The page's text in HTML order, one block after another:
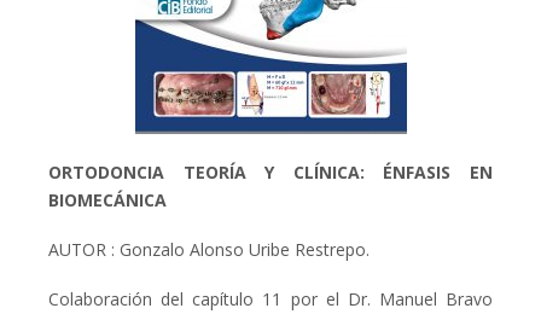
ORTODONCIA TEORÍA Y CLÍNICA: ÉNFASIS EN
BIOMECÁNICA
AUTOR : Gonzalo Alonso Uribe Restrepo.
Colaboración del capítulo 11 por el Dr. Manuel Bravo